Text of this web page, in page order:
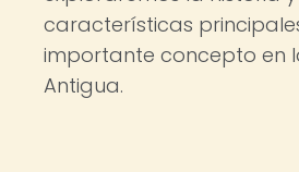
características
importante concepto en
Antigua.